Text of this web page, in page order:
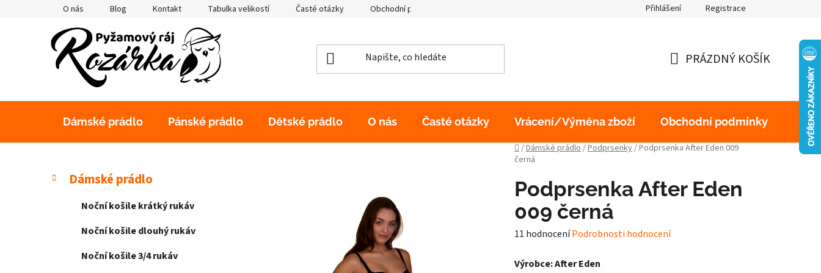
O nás Blog Kontakt Tabulka velikostí Časté otázky Obchodní podmínky Přihlášení Registrace
KOŠÍK
PRÁZDNÝ KOŠÍK
Dámské prádlo Pánské prádlo Dětské prádlo O nás Časté otázky Vrácení/Výměna zboží Obchodní podmínky
Domů
/Dámské prádlo/Podprsenky/Podprsenka After Eden 009
černá
P
Přeskočit
kategorie
K
a
Dámské prádlo
Noční košile krátký rukáv
Noční košile dlouhý rukáv
Noční košile 3/4 rukáv
Podprsenka After Eden
009 černá
Průměrné
produktu
11 hodnoceníPodrobnosti hodnocení
Výrobce: After Eden